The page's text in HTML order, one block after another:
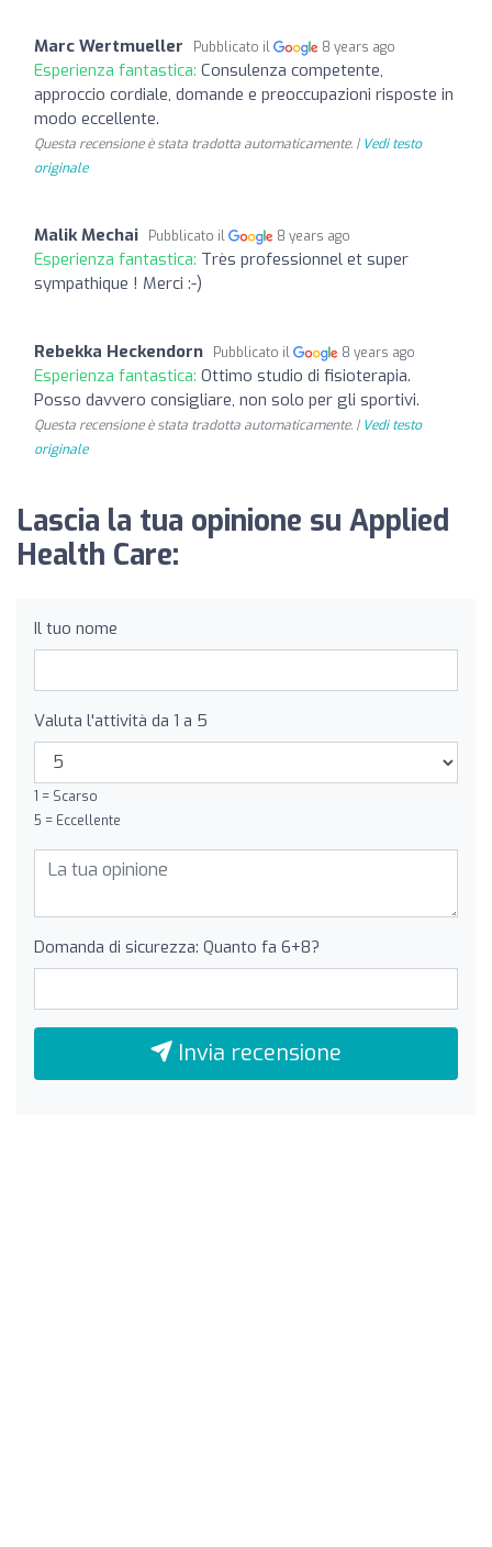
Marc Wertmueller Pubblicato il 8 years ago
Esperienza fantastica: Consulenza competente,
approccio cordiale, domande e preoccupazioni risposte in
modo eccellente.
Questa recensione è stata tradotta automaticamente. | Vedi testo
originale
Malik Mechai Pubblicato il 8 years ago
Esperienza fantastica: Très professionnel et super
sympathique ! Merci :-)
Rebekka Heckendorn Pubblicato il 8 years ago
Esperienza fantastica: Ottimo studio di fisioterapia.
Posso davvero consigliare, non solo per gli sportivi.
Questa recensione è stata tradotta automaticamente. | Vedi testo
originale
Lascia la tua opinione su Applied
Health Care:
Il tuo nome
Valuta l'attività da 1 a 5
1 = Scarso
5 = Eccellente
Domanda di sicurezza: Quanto fa 6+8?
Invia recensione